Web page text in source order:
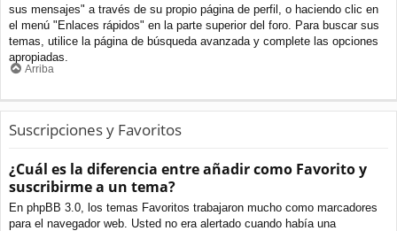
sus mensajes" a través de su propio página de perfil, o haciendo clic en
el menú "Enlaces rápidos" en la parte superior del foro. Para buscar sus
temas, utilice la página de búsqueda avanzada y complete las opciones
apropiadas.
Arriba
Suscripciones y Favoritos
¿Cuál es la diferencia entre añadir como Favorito y
suscribirme a un tema?
En phpBB 3.0, los temas Favoritos trabajaron mucho como marcadores
para el navegador web. Usted no era alertado cuando había una